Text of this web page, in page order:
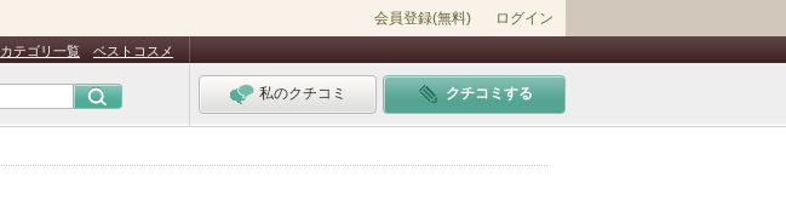
会員登録(無料) ログイン
カテゴリ一覧 ベストコスメ
私のクチコミ クチコミする